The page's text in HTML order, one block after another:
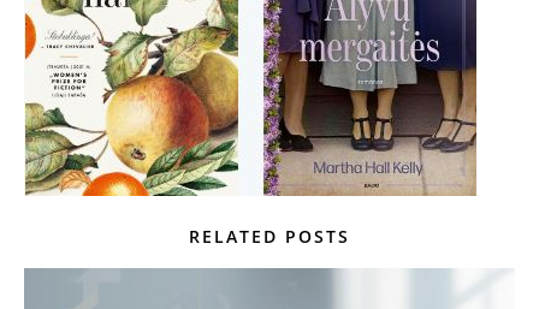
RELATED POSTS